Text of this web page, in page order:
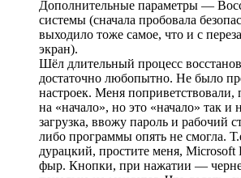
Дополнительные параметры —
системы (сначала пробовала
выходило тоже самое, что и с
экран).
Шёл длительный процесс
достаточно любопытно. Не было
настроек. Меня
на «начало», но это «начало» так
загрузка, ввожу пароль и рабочий
либо программы опять не смогла.
дурацкий, простите меня,
фыр. Кнопки, при нажатии —